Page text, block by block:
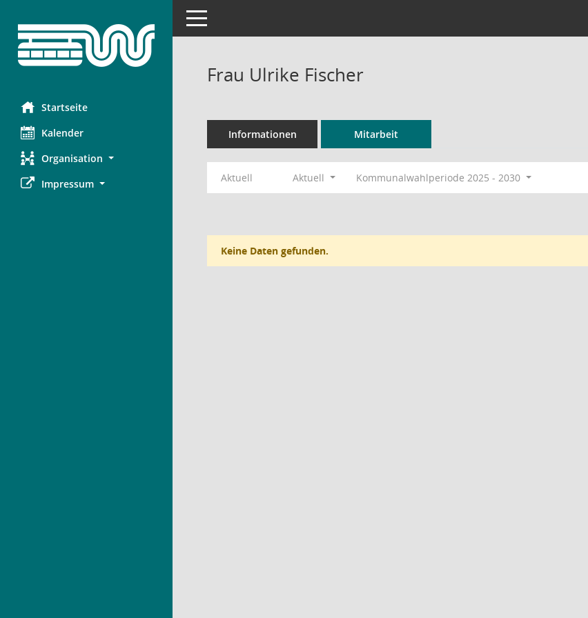
Startseite
Kalender
Organisation
Impressum
Toggle navigation
Frau Ulrike Fischer
Informationen Mitarbeit
Aktuell Aktuell Kommunalwahlperiode 2025 - 2030
Keine Daten gefunden.